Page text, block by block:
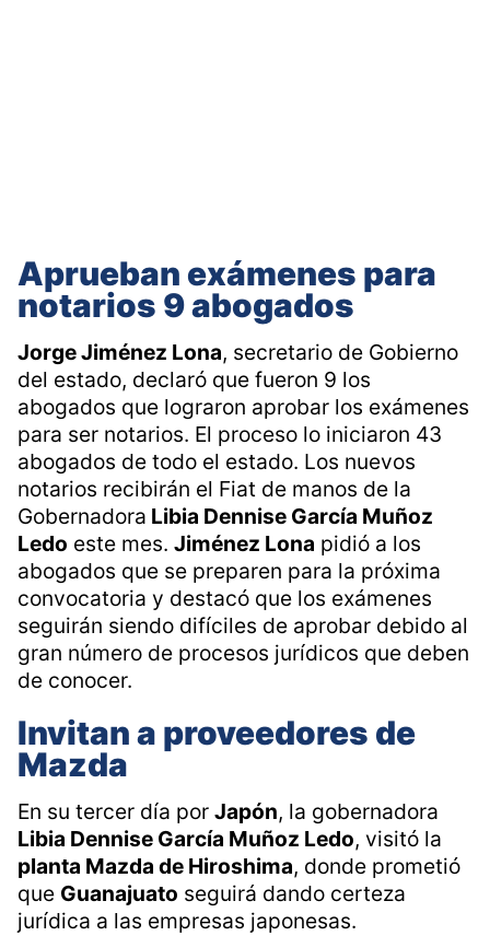
Aprueban exámenes para
notarios 9 abogados
Jorge Jiménez Lona, secretario de Gobierno
del estado, declaró que fueron 9 los
abogados que lograron aprobar los exámenes
para ser notarios. El proceso lo iniciaron 43
abogados de todo el estado. Los nuevos
notarios recibirán el Fiat de manos de la
Gobernadora Libia Dennise García Muñoz
Ledo este mes. Jiménez Lona pidió a los
abogados que se preparen para la próxima
convocatoria y destacó que los exámenes
seguirán siendo difíciles de aprobar debido al
gran número de procesos jurídicos que deben
de conocer.
Invitan a proveedores de
Mazda
En su tercer día por Japón, la gobernadora
Libia Dennise García Muñoz Ledo, visitó la
planta Mazda de Hiroshima, donde prometió
que Guanajuato seguirá dando certeza
jurídica a las empresas japonesas.